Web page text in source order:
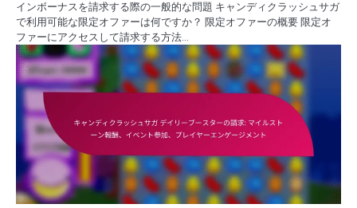
インボーナスを請求する際の一般的な問題 キャンディクラッシュサガ
で利用可能な限定オファーは何ですか？ 限定オファーの概要 限定オ
ファーにアクセスして請求する方法…